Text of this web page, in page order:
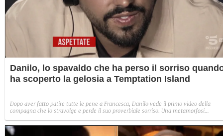
Danilo, lo spavaldo che ha perso il sorriso
ha scoperto la gelosia a Temptation Island
Dopo aver fatto patire tutte le pene a Francesca, Danilo vede il primo video della
compagna che lo stravolge e perde il suo proverbiale sorriso. Una metamorfosi